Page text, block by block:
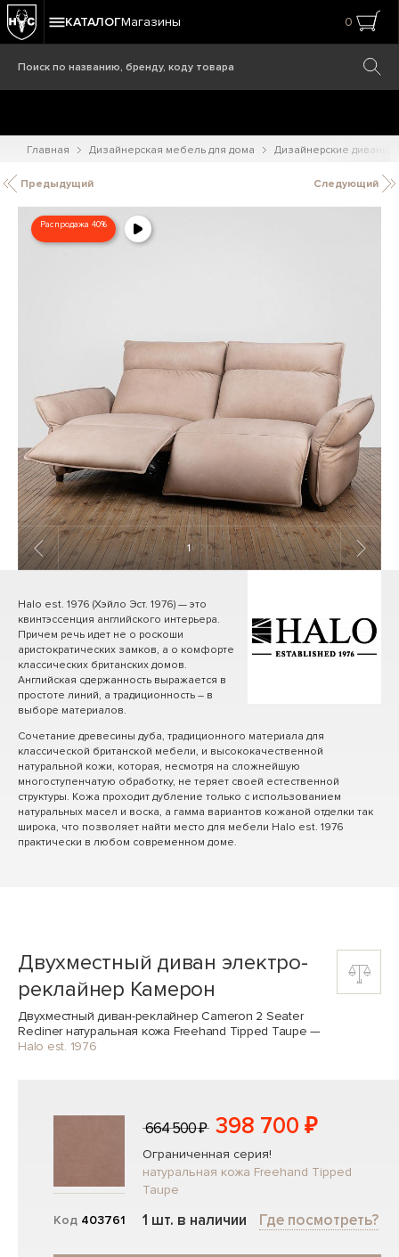
КАТАЛОГМагазины 0
Главная Дизайнерская мебель для дома Дизайнерские диваны
Предыдущий Следующий
Распродажа 40%
1/ 20
Halo est. 1976 (Хэйло Эст. 1976) — это
квинтэссенция английского интерьера.
Причем речь идет не о роскоши
аристократических замков, а о комфорте
классических британских домов.
Английская сдержанность выражается в
простоте линий, а традиционность – в
выборе материалов.
Сочетание древесины дуба, традиционного материала для
классической британской мебели, и высококачественной
натуральной кожи, которая, несмотря на сложнейшую
многоступенчатую обработку, не теряет своей естественной
структуры. Кожа проходит дубление только с использованием
натуральных масел и воска, а гамма вариантов кожаной отделки так
широка, что позволяет найти место для мебели Halo est. 1976
практически в любом современном доме.
Двухместный диван электро-
реклайнер Камерон
Двухместный диван-реклайнер Cameron 2 Seater
Recliner натуральная кожа Freehand Tipped Taupe —
Halo est. 1976
Код 403761
664 500 ₽ 398 700 ₽
Ограниченная серия!
натуральная кожа Freehand Tipped
Taupe
1 шт. в наличии Где посмотреть?